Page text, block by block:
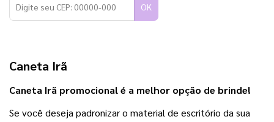
OK
Caneta Irã
Caneta Irã promocional é a melhor opção de brinde!
Se você deseja padronizar o material de escritório da sua